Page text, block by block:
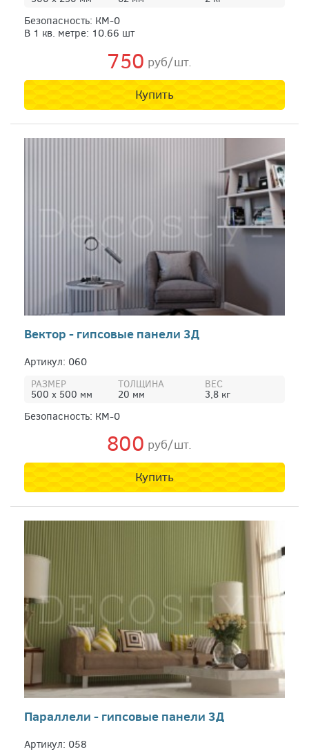
Безопасность: КМ-0
750 руб/шт.
Купить
Вектор - гипсовые панели 3Д
Артикул: 060
РАЗМЕР
500 х 500 мм
ТОЛЩИНА
20 мм
ВЕС
3,8 кг
Безопасность: КМ-0
800 руб/шт.
Купить
Параллели - гипсовые панели 3Д
Артикул: 058